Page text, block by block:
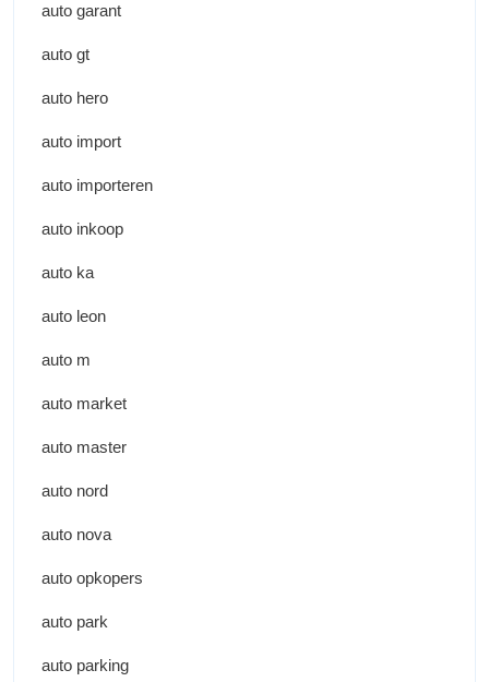
auto garant
auto gt
auto hero
auto import
auto importeren
auto inkoop
auto ka
auto leon
auto m
auto market
auto master
auto nord
auto nova
auto opkopers
auto park
auto parking